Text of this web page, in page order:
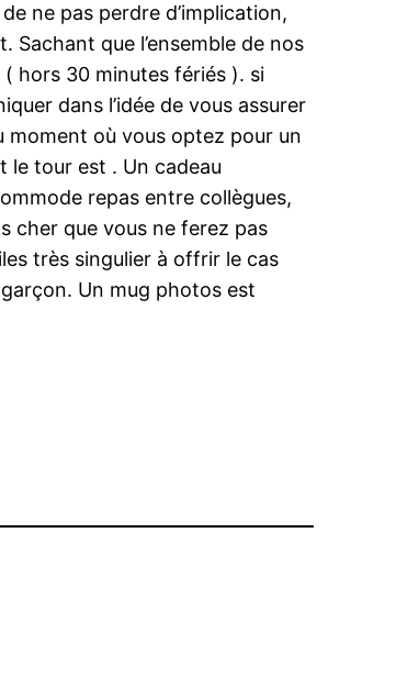
ne pas perdre d’implication,
Sachant que l’ensemble de nos
hors 30 minutes fériés ). si
dans l’idée de vous assurer
moment où vous optez pour un
le tour est . Un cadeau
repas entre collègues,
cher que vous ne ferez pas
très singulier à offrir le cas
Un mug photos est